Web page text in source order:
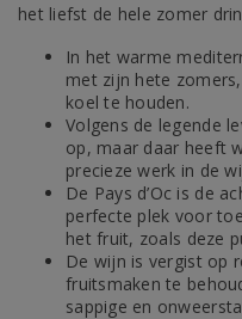
het liefst de hele zomer
In het warme
met zijn hete
koel te houden.
Volgens de legende
op, maar daar heeft
precieze werk in de
De Pays d’Oc is de
perfecte plek voor
het fruit, zoals deze
De wijn is vergist op
fruitsmaken te
sappige en